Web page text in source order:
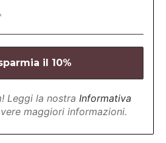
Leggi la nostra Informativa
maggiori informazioni.